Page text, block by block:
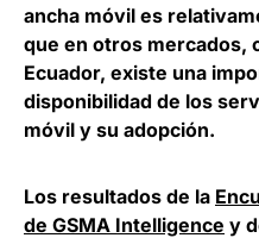
ancha móvil es
que en otros mercados,
Ecuador, existe una
disponibilidad de los
móvil y su adopción.
Los resultados de la
de GSMA Intelligence y